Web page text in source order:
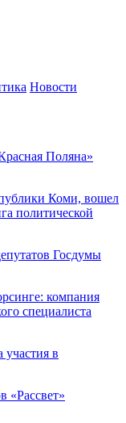
Новости
Поляна»
Коми, вошел
политической
Госдумы
компания
специалиста
участия в
«Рассвет»